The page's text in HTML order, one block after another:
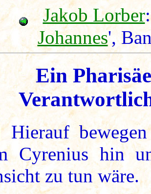
Jakob Lorber
Johannes',
Ein
Hierauf
Cyrenius hin
zu tun wäre.